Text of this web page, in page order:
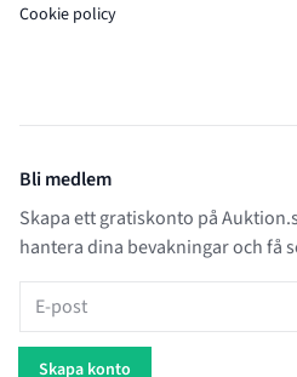
Cookie policy
Bli medlem
Skapa ett gratiskonto på
hantera dina bevakningar och få
E-post
Skapa konto